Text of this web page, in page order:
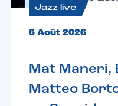
Jazz live
6 Août 2026
Mat Maneri,
Matteo